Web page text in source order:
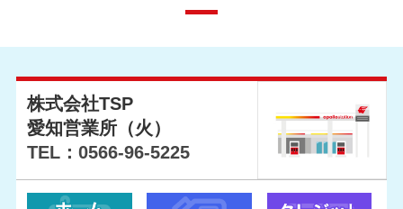
株式会社TSP
愛知営業所（火）
TEL：0566-96-5225